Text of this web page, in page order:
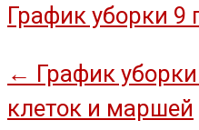
График уборки 9
Навигация
по
← График
клеток и маршей